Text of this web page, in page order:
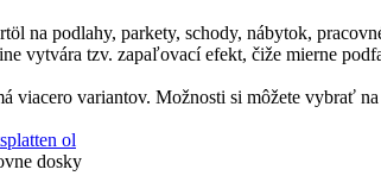
na podlahy, parkety, schody, nábytok,
vytvára tzv. zapaľovací efekt, čiže mierne
viacero variantov. Možnosti si môžete vybrať